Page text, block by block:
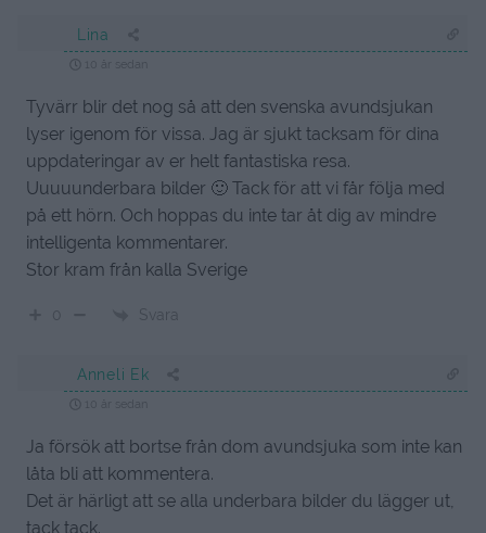
Lina
10 år sedan
Tyvärr blir det nog så att den svenska avundsjukan
lyser igenom för vissa. Jag är sjukt tacksam för dina
uppdateringar av er helt fantastiska resa.
Uuuuunderbara bilder 🙂 Tack för att vi får följa med
på ett hörn. Och hoppas du inte tar åt dig av mindre
intelligenta kommentarer.
Stor kram från kalla Sverige
0 Svara
Anneli Ek
10 år sedan
Ja försök att bortse från dom avundsjuka som inte kan
låta bli att kommentera.
Det är härligt att se alla underbara bilder du lägger ut,
tack tack.